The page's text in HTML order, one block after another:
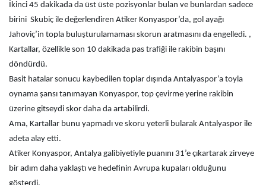
İkinci 45 dakikada da üst üste pozisyonlar bulan ve bunlardan sadece
birini Skubiç ile değerlendiren Atiker Konyaspor’da, gol ayağı
Jahoviç’in topla buluşturulamaması skorun aratmasını da engelledi. ,
Kartallar, özellikle son 10 dakikada pas trafiği ile rakibin başını
döndürdü.
Basit hatalar sonucu kaybedilen toplar dışında Antalyaspor’a toyla
oynama şansı tanımayan Konyaspor, top çevirme yerine rakibin
üzerine gitseydi skor daha da artabilirdi.
Ama, Kartallar bunu yapmadı ve skoru yeterli bularak Antalyaspor ile
adeta alay etti.
Atiker Konyaspor, Antalya galibiyetiyle puanını 31’e çıkartarak zirveye
bir adım daha yaklaştı ve hedefinin Avrupa kupaları olduğunu